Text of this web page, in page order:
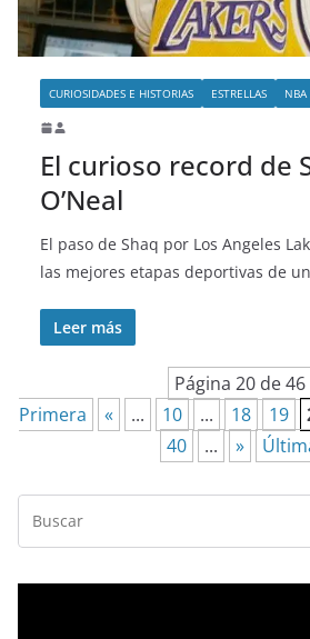
CURIOSIDADES E HISTORIAS ESTRELLAS NBA
El curioso record de
O’Neal
El paso de Shaq por Los Angeles
las mejores etapas deportivas de
Leer más
Página 20 de 46
Primera
« ... 10 ... 18 19
40
... »